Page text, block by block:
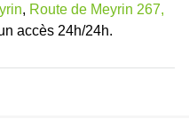
, Route de Meyrin 267,
accès 24h/24h.